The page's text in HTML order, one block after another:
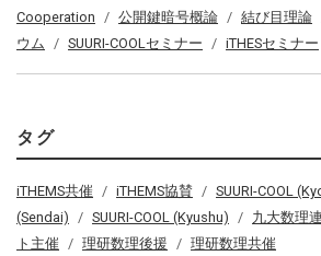
Cooperation
公開鍵暗号概論 結び目理論
ウム
SUURI-COOLセミナー iTHESセミナー
タグ
iTHEMS共催 iTHEMS協賛 SUURI-COOL
(Sendai)
SUURI-COOL (Kyushu) 九大数理
ト主催
理研数理後援 理研数理共催